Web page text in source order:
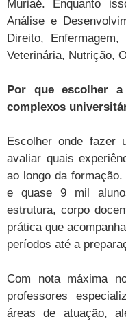
Muriaé. Enquanto
Análise e
Direito,
Veterinária, Nutrição,
Por que escolher
complexos
Escolher onde fazer
avaliar quais
ao longo da
e quase 9 mil
estrutura, corpo
prática que
períodos até a
Com nota máxima
professores
áreas de atuação,